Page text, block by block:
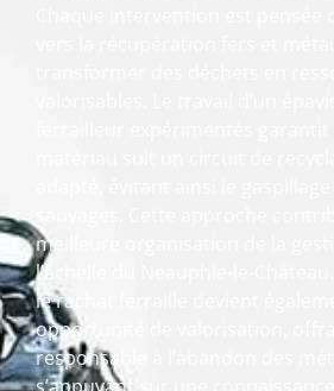
meilleure organisation de la
l’échelle du Neauphle-le-Château.
le rachat ferraille devient
opportunité de valorisation,
responsable à l’abandon des